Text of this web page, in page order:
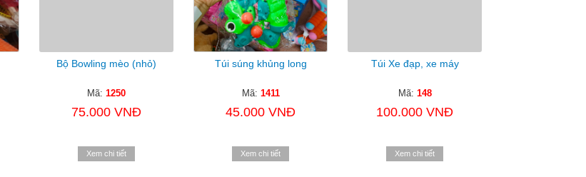
Bộ Bowling mèo (nhỏ)
Mã: 1250
75.000 VNĐ
Xem chi tiết
Túi súng khủng long
Mã: 1411
45.000 VNĐ
Xem chi tiết
Túi Xe đạp, xe máy
Mã: 148
100.000 VNĐ
Xem chi tiết